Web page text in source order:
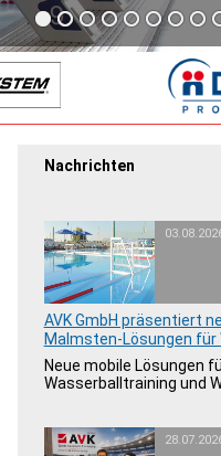
Nachrichten
AVK GmbH präsentiert
Malmsten-Lösungen für
Neue mobile Lösungen
Wasserballtraining und